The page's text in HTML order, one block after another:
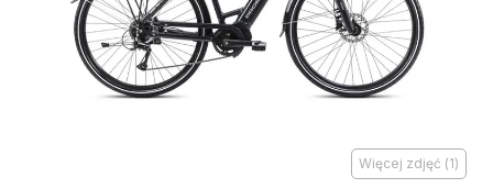
Więcej zdjęć (1)